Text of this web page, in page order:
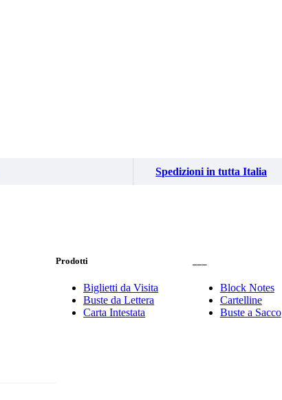
Spedizioni in tutta Italia
Prodotti
Biglietti da Visita
Buste da Lettera
Carta Intestata
Block Notes
Cartelline
Buste a Sacco